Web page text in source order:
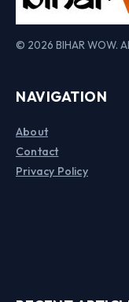
© 2026 BIHAR WOW.
NAVIGATION
About
Contact
Privacy Policy